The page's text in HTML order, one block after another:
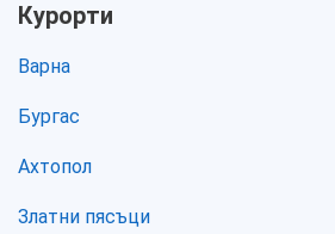
Курорти
Варна
Бургас
Ахтопол
Златни пясъци